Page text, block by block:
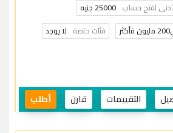
لفتح حساب 25000 جنيه
فئات خاصة لا يوجد
التقييمات قارن أطلب